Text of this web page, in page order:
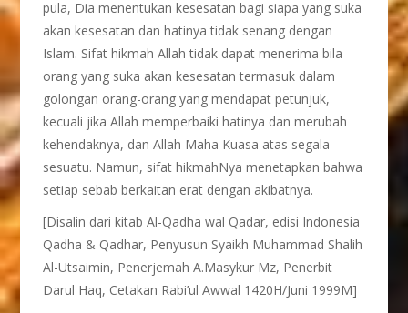
pula, Dia menentukan kesesatan bagi siapa yang suka
akan kesesatan dan hatinya tidak senang dengan
Islam. Sifat hikmah Allah tidak dapat menerima bila
orang yang suka akan kesesatan termasuk dalam
golongan orang-orang yang mendapat petunjuk,
kecuali jika Allah memperbaiki hatinya dan merubah
kehendaknya, dan Allah Maha Kuasa atas segala
sesuatu. Namun, sifat hikmahNya menetapkan bahwa
setiap sebab berkaitan erat dengan akibatnya.
[Disalin dari kitab Al-Qadha wal Qadar, edisi Indonesia
Qadha & Qadhar, Penyusun Syaikh Muhammad Shalih
Al-Utsaimin, Penerjemah A.Masykur Mz, Penerbit
Darul Haq, Cetakan Rabi’ul Awwal 1420H/Juni 1999M]